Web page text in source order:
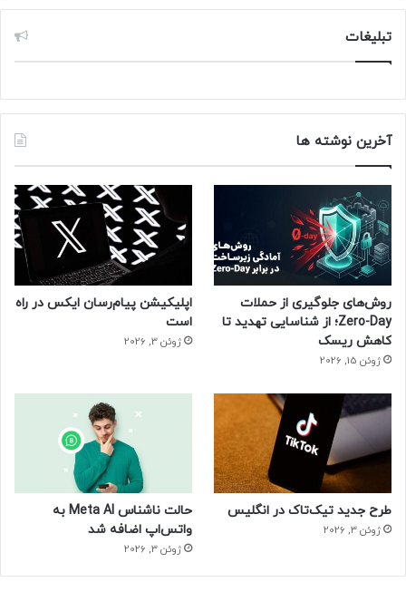
تبلیغات
آخرین نوشته ها
روش‌های جلوگیری از حملات
Zero-Day؛ از شناسایی تهدید تا
کاهش ریسک
ژوئن 15, 2026
اپلیکیشن پیام‌رسان ایکس در راه
است
ژوئن 3, 2026
طرح جدید تیک‌تاک در انگلیس
ژوئن 3, 2026
حالت ناشناس Meta AI به
واتس‌اپ اضافه شد
ژوئن 3, 2026